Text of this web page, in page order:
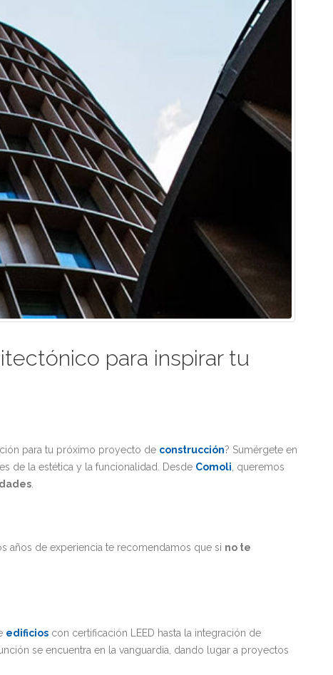
para inspirar tu
para tu próximo proyecto de construcción? Sumérgete en
de la estética y la funcionalidad. Desde Comoli , queremos
años de experiencia te recomendamos que si no te
edificios con certificación LEED hasta la integración de
se encuentra en la vanguardia, dando lugar a proyectos